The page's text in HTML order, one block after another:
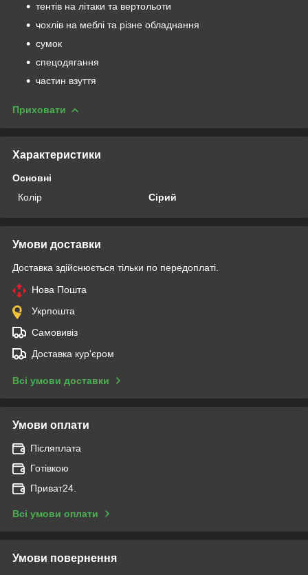
тентів на літаки та вертольоти
чохлів на меблі та різне обладнання
сумок
спецодягання
частин взуття
Приховати
Характеристики
Основні
Колір
Сірий
Умови доставки
Доставка здійснюється тільки по передоплаті.
Нова Пошта
Укрпошта
Самовивіз
Доставка кур'єром
Всі умови доставки
Умови оплати
Післяплата
Готівкою
Приват24.
Всі умови оплати
Умови повернення